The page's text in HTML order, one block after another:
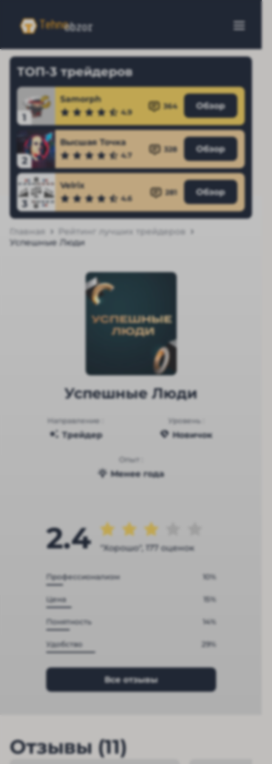
ТОП-3 трейдеров
1
Samorph
4.9
364 Обзор
2
Высшая Точка
4.7
328 Обзор
3
Velrix
4.6
281 Обзор
Главная
Рейтинг лучших трейдеров
Успешные Люди
Успешные Люди
Направление :
Трейдер
Уровень :
Новичок
Опыт :
Менее года
2.4 "Хорошо", 177 оценок
Профессионализм 10%
Цена 15%
Понятность 14%
Удобство 29%
Все отзывы
Отзывы (11)